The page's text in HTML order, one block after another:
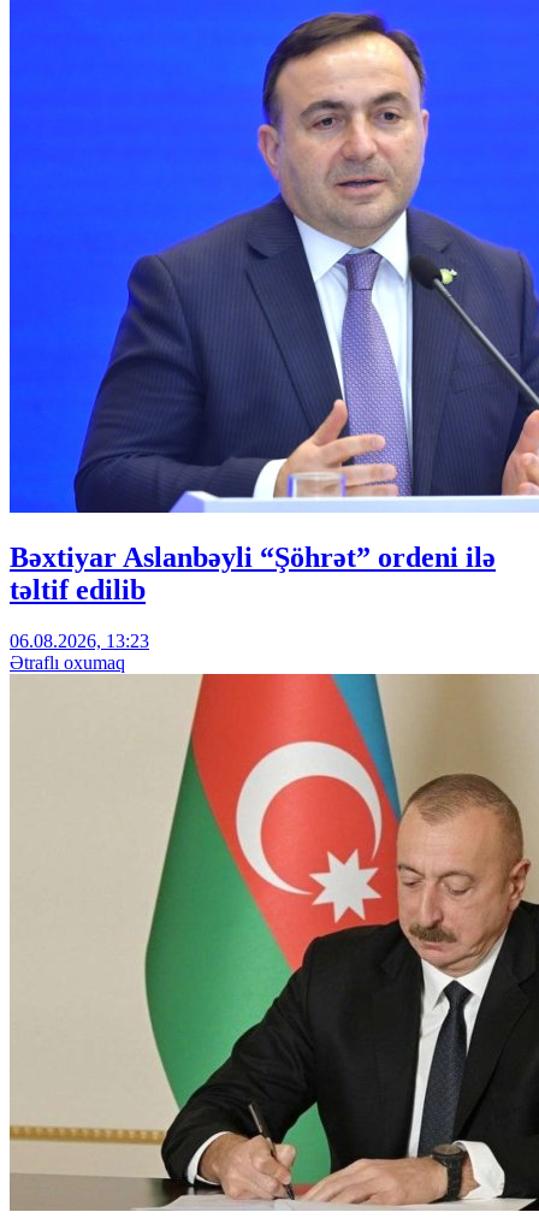
Bəxtiyar Aslanbəyli “Şöhrət” ordeni ilə
təltif edilib
06.08.2026, 13:23
Ətraflı oxumaq